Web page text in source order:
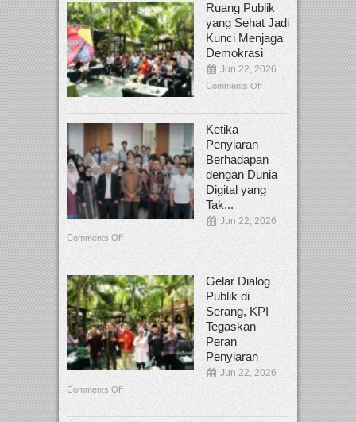
Ruang Publik
yang Sehat Jadi
Kunci Menjaga
Demokrasi
Jun 22, 2026
Comments Off
Ketika
Penyiaran
Berhadapan
dengan Dunia
Digital yang
Tak...
Jun 22, 2026
Comments Off
Gelar Dialog
Publik di
Serang, KPI
Tegaskan
Peran
Penyiaran
Jun 22, 2026
Comments Off